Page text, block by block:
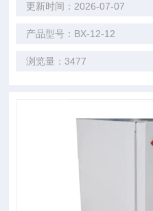
更新时间：2026-07-07
产品型号：BX-12-12
浏览量：3477